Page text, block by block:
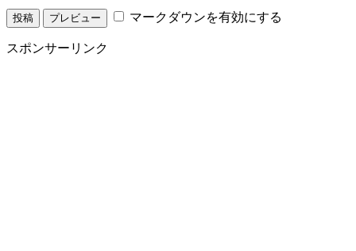
マークダウンを有効にする
スポンサーリンク